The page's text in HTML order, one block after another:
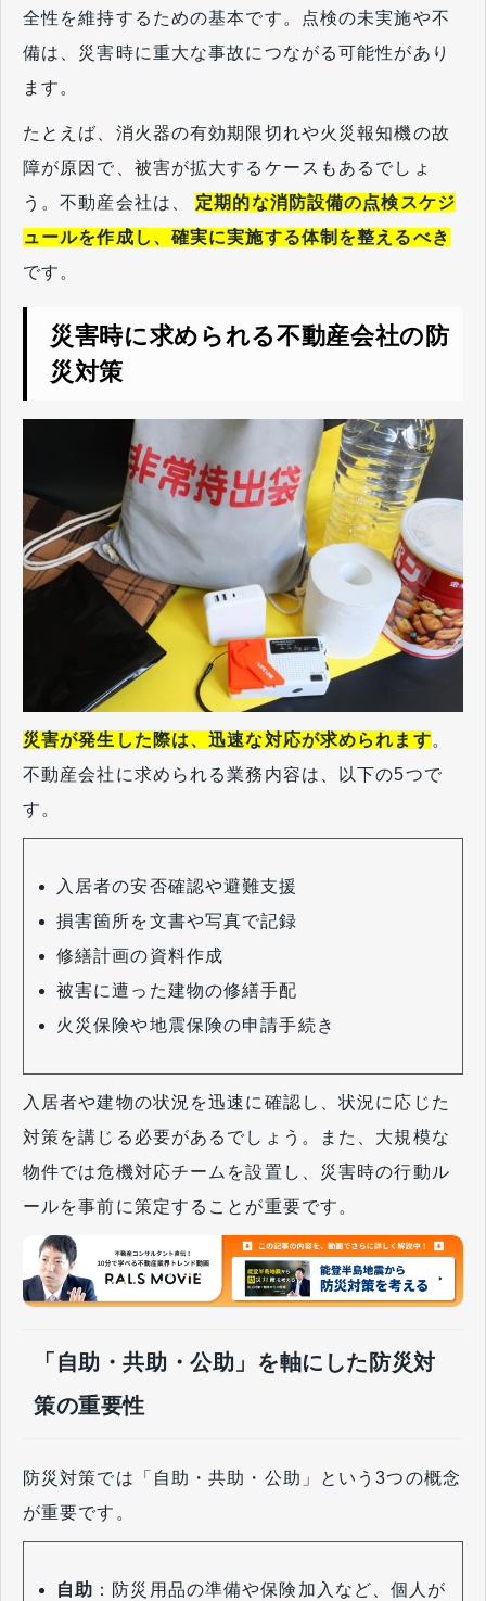
全性を維持するための基本です。点検の未実施や不
備は、災害時に重大な事故につながる可能性があり
ます。
たとえば、消火器の有効期限切れや火災報知機の故
障が原因で、被害が拡大するケースもあるでしょ
う。不動産会社は、 定期的な消防設備の点検スケジ
ュールを作成し、確実に実施する体制を整えるべき
です。
災害時に求められる不動産会社の防
災対策
災害が発生した際は、迅速な対応が求められます。
不動産会社に求められる業務内容は、以下の5つで
す。
入居者の安否確認や避難支援
損害箇所を文書や写真で記録
修繕計画の資料作成
被害に遭った建物の修繕手配
火災保険や地震保険の申請手続き
入居者や建物の状況を迅速に確認し、状況に応じた
対策を講じる必要があるでしょう。また、大規模な
物件では危機対応チームを設置し、災害時の行動ル
ールを事前に策定することが重要です。
「自助・共助・公助」を軸にした防災対
策の重要性
防災対策では「自助・共助・公助」という3つの概念
が重要です。
自助 ：防災用品の準備や保険加入など、個人が